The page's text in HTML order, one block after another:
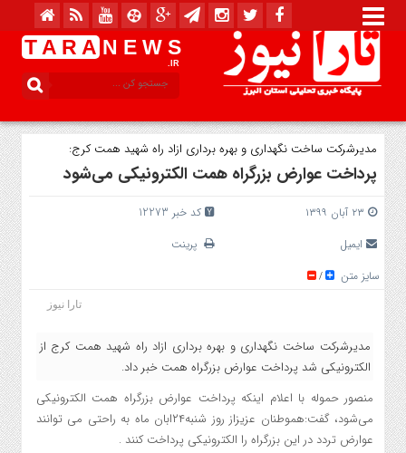
T A R A N E W S
.IR
مدیرشرکت ساخت نگهداری و بهره برداری ازاد راه شهید همت کرج:
پرداخت عوارض بزرگراه همت الکترونیکی می‌شود
۲۳ آبان ۱۳۹۹
کد خبر 12273
ایمیل
پرینت
سایز متن
/
تارا نیوز
مدیرشرکت ساخت نگهداری و بهره برداری ازاد راه شهید همت کرج از
الکترونیکی شد پرداخت عوارض بزرگراه همت خبر داد.
منصور حموله با اعلام اینکه پرداخت عوارض بزرگراه همت الکترونیکی
می‌شود، گفت:هموطنان عزیزاز روز شنبه۲۴ابان ماه به راحتی می توانند
عوارض تردد در این بزرگراه را الکترونیکی پرداخت کنند .